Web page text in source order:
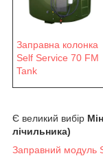
Заправна колонка
Self Service 70 FM
Tank
Є великий вибір
лічильника)
Заправний модуль